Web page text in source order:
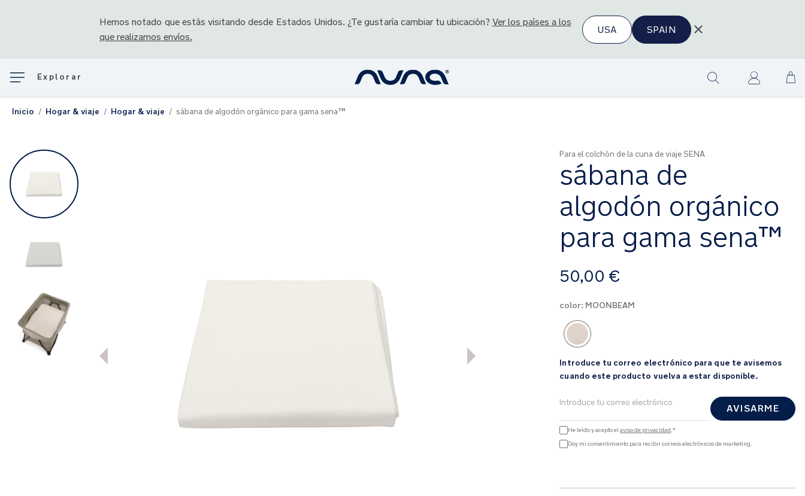
Hemos notado que estás visitando desde Estados Unidos. ¿Te gustaría cambiar tu ubicación? Ver los países a los
que realizamos envíos.
USA SPAIN
Ir
Explorar
Inicio Hogar & viaje Hogar & viaje sábana de algodón orgánico para gama sena™
Para el colchón de la cuna de viaje SENA
sábana de
algodón orgánico
para gama sena™
A
partir
50,00 €
Saltar
al
final
de
la
galería
color: MOONBEAM
Product Fashions
Introduce tu correo electrónico para que te avisemos
cuando este producto vuelva a estar disponible.
AVISARME
He leído y acepto elaviso de privacidad.*
Doy mi consentimiento para recibir correos electrónicos de marketing.